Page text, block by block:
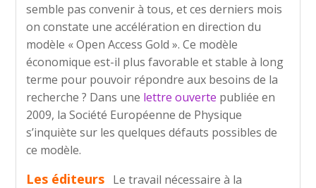
semble pas convenir à tous, et ces derniers mois
on constate une accélération en direction du
modèle « Open Access Gold ». Ce modèle
économique est-il plus favorable et stable à long
terme pour pouvoir répondre aux besoins de la
recherche ? Dans une lettre ouverte publiée en
2009, la Société Européenne de Physique
s’inquiète sur les quelques défauts possibles de
ce modèle.
Les éditeurs Le travail nécessaire à la